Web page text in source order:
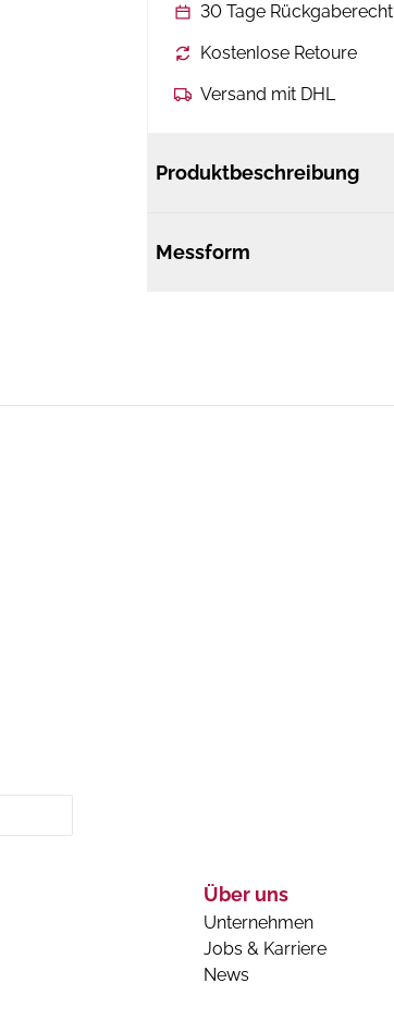
30 Tage Rückgaberecht
Kostenlose Retoure
Versand mit DHL
Produktbeschreibung
Messform
Über uns
Unternehmen
Jobs & Karriere
News